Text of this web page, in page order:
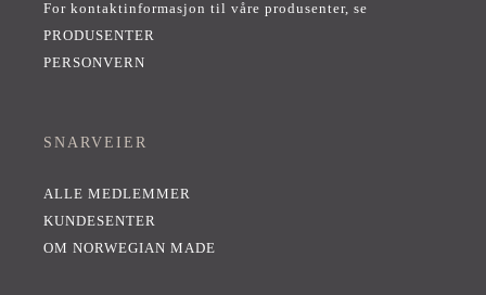
For kontaktinformasjon til våre produsenter, se
PRODUSENTER
PERSONVERN
SNARVEIER
ALLE MEDLEMMER
KUNDESENTER
OM NORWEGIAN MADE